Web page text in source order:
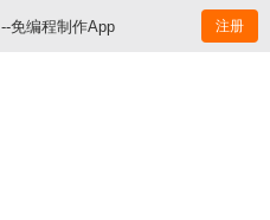
--免编程制作App 注册